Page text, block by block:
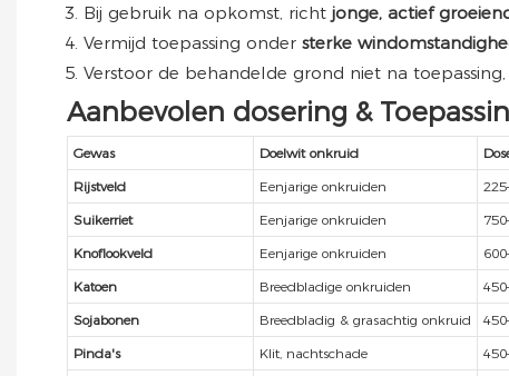
Bij gebruik na opkomst, richt jonge, actief
Vermijd toepassing onder sterke
Verstoor de behandelde grond niet na
Aanbevolen dosering &
Gewas Doelwit onkruid
Rijstveld
Eenjarige onkruiden
Suikerriet
Eenjarige onkruiden
Knoflookveld
Eenjarige onkruiden
Katoen
Breedbladige onkruiden
Sojabonen
Breedbladig & grasachtig onkruid
Pinda's
Klit, nachtschade